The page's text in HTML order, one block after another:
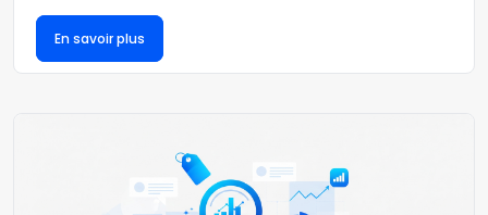
En savoir plus